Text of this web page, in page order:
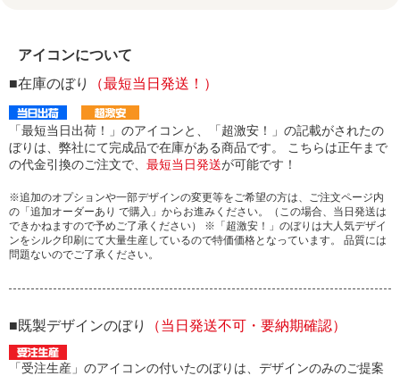
アイコンについて
■在庫のぼり
（最短当日発送！）
「最短当日出荷！」のアイコンと、「超激安！」の記載がされたの
ぼりは、弊社にて完成品で在庫がある商品です。 こちらは正午まで
の代金引換のご注文で、 最短当日発送が可能です！
※追加のオプションや一部デザインの変更等をご希望の方は、ご注文ページ内
の「追加オーダーあり で購入」からお進みください。（この場合、当日発送は
できかねますので予めご了承ください） ※「超激安！」のぼりは大人気デザイ
ンをシルク印刷にて大量生産しているので特価価格となっています。 品質には
問題ないのでご了承ください。
■既製デザインのぼり （当日発送不可・要納期確認）
「受注生産」のアイコンの付いたのぼりは、デザインのみのご提案